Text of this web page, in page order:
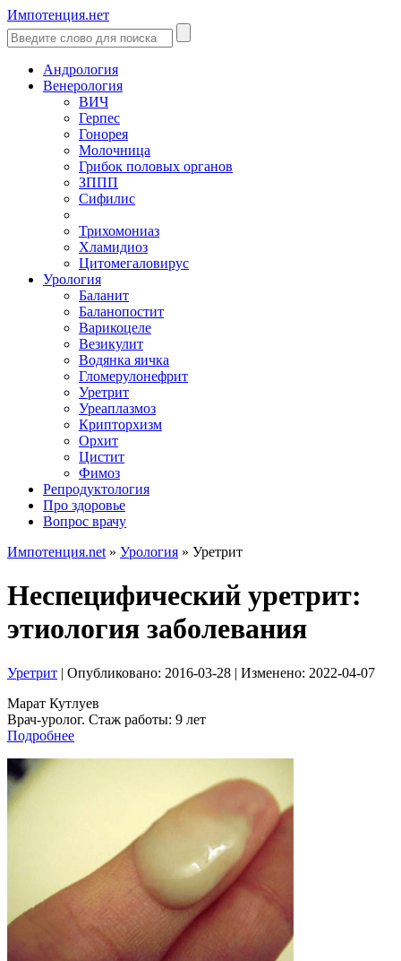
Импотенция.нет
Андрология
Венерология
ВИЧ
Герпес
Гонорея
Молочница
Грибок половых органов
ЗППП
Сифилис
Трихомониаз
Хламидиоз
Цитомегаловирус
Урология
Баланит
Баланопостит
Варикоцеле
Везикулит
Водянка яичка
Гломерулонефрит
Уретрит
Уреаплазмоз
Крипторхизм
Орхит
Цистит
Фимоз
Репродуктология
Про здоровье
Вопрос врачу
Импотенция.net » Урология » Уретрит
Неспецифический уретрит:
этиология заболевания
Уретрит | Опубликовано: 2016-03-28 | Изменено: 2022-04-07
Марат Кутлуев
Врач-уролог. Стаж работы: 9 лет
Подробнее